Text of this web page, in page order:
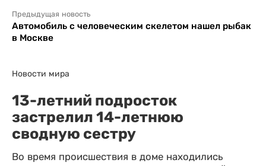
Предыдущая новость
Автомобиль с человеческим скелетом нашел рыбак
в Москве
Новости мира
13-летний подросток
застрелил 14-летнюю
сводную сестру
Во время происшествия в доме находились